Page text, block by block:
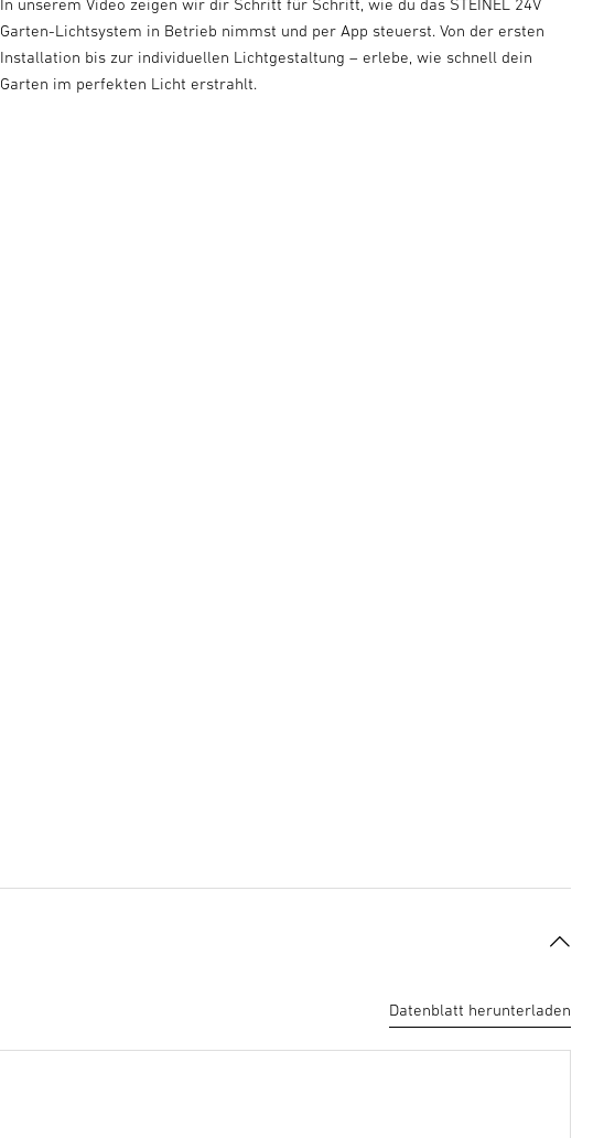
In unserem Video zeigen wir dir Schritt für Schritt, wie du das STEINEL 24V
Garten-Lichtsystem in Betrieb nimmst und per App steuerst. Von der ersten
Installation bis zur individuellen Lichtgestaltung – erlebe, wie schnell dein
Garten im perfekten Licht erstrahlt.
Datenblatt herunterladen